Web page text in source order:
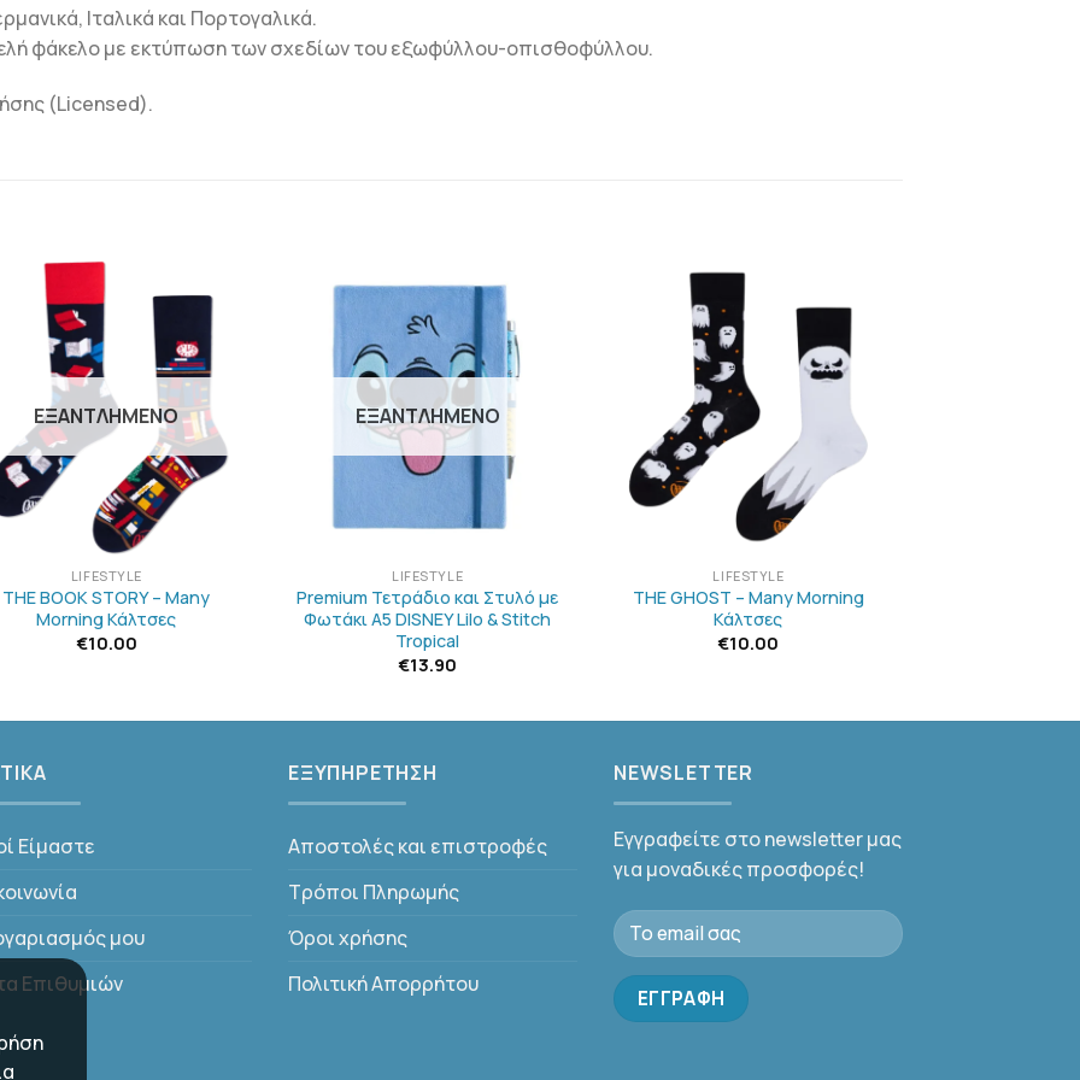
Ιταλικά και Πορτογαλικά.
φάκελο με εκτύπωση των σχεδίων του εξωφύλλου-οπισθοφύλλου.
(Licensed).
ΠΡΟΣΘΉΚΗ
ΣΤΗΝ
ΛΊΣΤΑ
ΕΠΙΘΥΜΙΏΝ
ΕΞΑΝΤΛΗΜΈΝΟ
LIFESTYLE
THE BOOK STORY – Many
Morning Κάλτσες
€10.00
ΠΡΟΣΘΉΚΗ
ΣΤΗΝ
ΛΊΣΤΑ
ΕΠΙΘΥΜΙΏΝ
ΕΞΑΝΤΛΗΜΈΝΟ
LIFESTYLE
Premium Τετράδιο και Στυλό με
Φωτάκι Α5 DISNEY Lilo & Stitch
Tropical
€13.90
ΠΡΟΣΘΉΚΗ
ΣΤΗΝ
ΛΊΣΤΑ
ΕΠΙΘΥΜΙΏΝ
LIFESTYLE
THE GHOST – Many Morning
Κάλτσες
€10.00
Είμαστε
μου
Επιθυμιών
ΕΞΥΠΗΡΕΤΗΣΗ
Αποστολές και επιστροφές
Τρόποι Πληρωμής
Όροι χρήσης
Πολιτική Απορρήτου
NEWSLETTER
Εγγραφείτε στο newsletter μας
για μοναδικές προσφορές!